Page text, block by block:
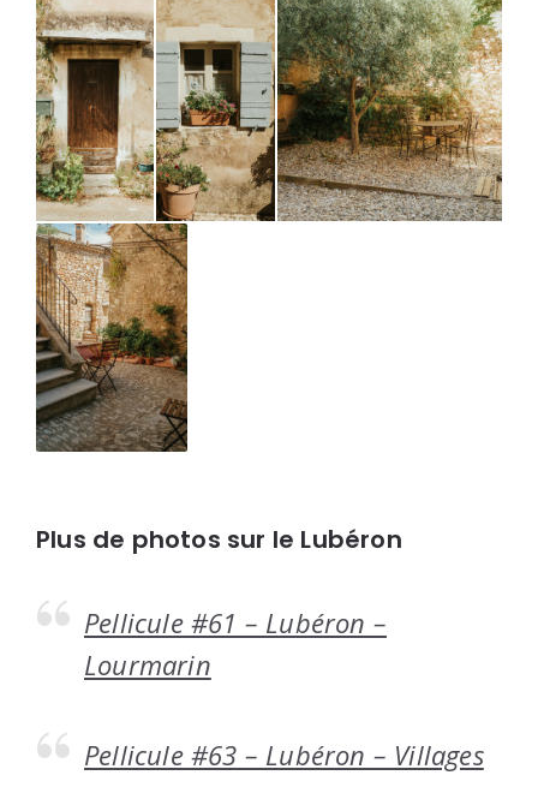
Plus de photos sur le Lubéron
Pellicule #61 – Lubéron –
Lourmarin
Pellicule #63 – Lubéron – Villages